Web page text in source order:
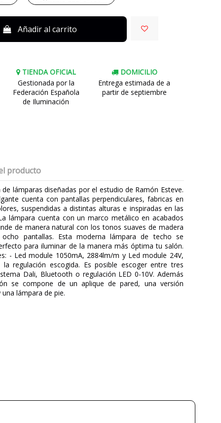
Añadir al carrito
TIENDA OFICIAL
Gestionada por la
Federación Española
de Iluminación
DOMICILIO
Entrega estimada de a
partir de septiembre
producto
lámparas diseñadas por el estudio de Ramón Esteve.
cuenta con pantallas perpendiculares, fabricas en
suspendidas a distintas alturas e inspiradas en las
lámpara cuenta con un marco metálico en acabados
de manera natural con los tonos suaves de madera
pantallas. Esta moderna lámpara de techo se
para iluminar de la manera más óptima tu salón.
- Led module 1050mA, 2884lm/m y Led module 24V,
la regulación escogida. Es posible escoger entre tres
Dali, Bluetooth o regulación LED 0-10V. Además
se compone de un aplique de pared, una versión
lámpara de pie.